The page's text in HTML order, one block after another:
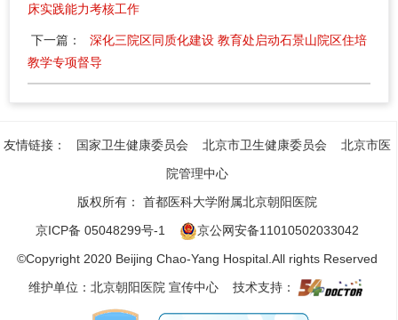
床实践能力考核工作
下一篇：
深化三院区同质化建设 教育处启动石景山院区住培
教学专项督导
友情链接： 国家卫生健康委员会 北京市卫生健康委员会
北京市医
院管理中心
版权所有： 首都医科大学附属北京朝阳医院
京ICP备 05048299号-1
京公网安备11010502033042
©Copyright 2020 Beijing Chao-Yang Hospital.All rights Reserved
维护单位：北京朝阳医院 宣传中心 技术支持：